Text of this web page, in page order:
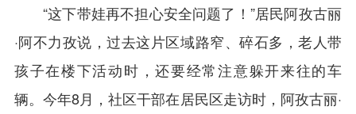
“这下带娃再不担心安全问题了！”居民阿孜古丽
·阿不力孜说，过去这片区域路窄、碎石多，老人带
孩子在楼下活动时，还要经常注意躲开来往的车
辆。今年8月，社区干部在居民区走访时，阿孜古丽·